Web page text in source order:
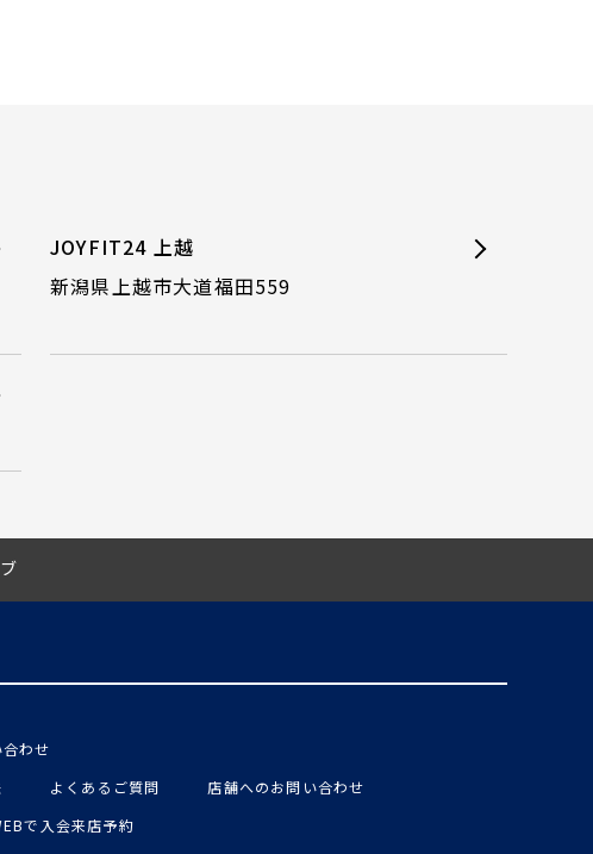
JOYFIT24 上越
新潟県上越市大道福田559
わせ
よくあるご質問
店舗へのお問い合わせ
で入会来店予約